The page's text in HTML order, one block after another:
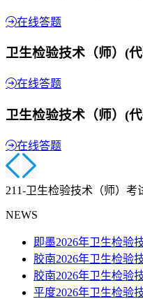
在线答题
卫生检验技术（师）(
在线答题
卫生检验技术（师）(
在线答题
211-卫生检验技术（师）考
NEWS
即墨2026年卫生检验
胶南2026年卫生检验
胶南2026年卫生检验
平度2026年卫生检验